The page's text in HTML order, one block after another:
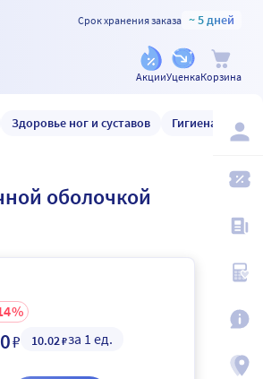
Срок хранения заказа ~ 5 дней
АкцииУценкаКорзина
Здоровье ног и суставов Гигиена и уход
оболочкой
₽ 10.02₽за 1 ед.